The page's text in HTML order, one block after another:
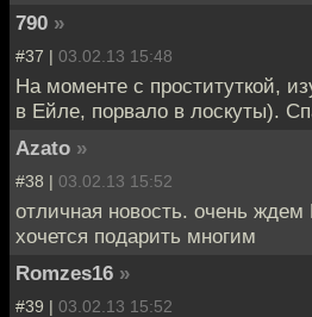
790 »
#37 | 03.02.13 15:48
На моменте с проституткой,
в Ейле, порвало в лоскуты).
Azato »
#38 | 03.02.13 15:52
отличная новость. очень
хочется подарить многим
Romzes16 »
#39 | 03.02.13 15:52